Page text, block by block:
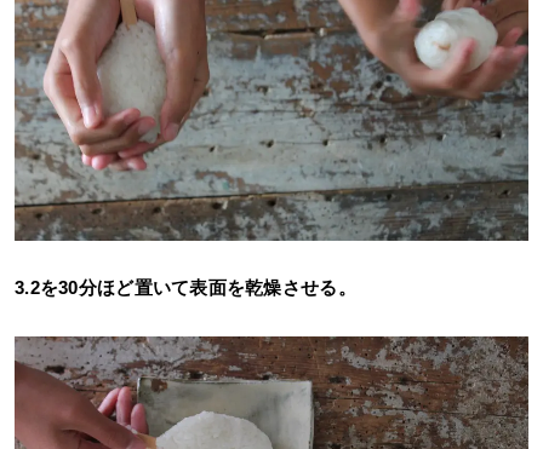
3.2を30分ほど置いて表面を乾燥させる。